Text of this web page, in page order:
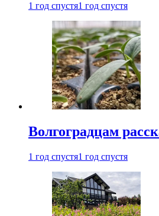
1 год спустя1 год спустя
Волгоградцам
1 год спустя1 год спустя